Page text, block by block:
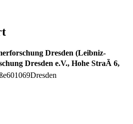
Dresden (Leibniz-
Dresden e.V., Hohe StraÃ 6,
601069Dresden